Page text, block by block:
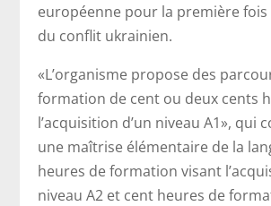
européenne pour la première fois
du conflit ukrainien.
«L’organisme propose des
formation de cent ou deux cents
l’acquisition d’un niveau A1», qui
une maîtrise élémentaire de la
heures de formation visant
niveau A2 et cent heures de